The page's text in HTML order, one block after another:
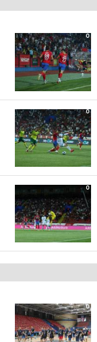
0
0
0
0